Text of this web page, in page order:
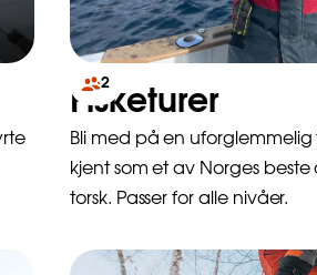
2
Fisketurer
Bli med på en uforglemmelig
kjent som et av Norges
torsk. Passer for alle nivåer.